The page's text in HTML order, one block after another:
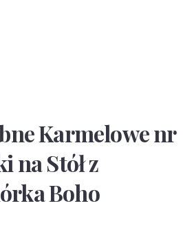
Karmelowe nr
na Stół z
Boho